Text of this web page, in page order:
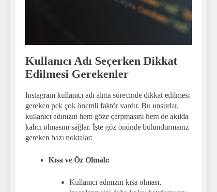
Kullanıcı Adı Seçerken Dikkat
Edilmesi Gerekenler
Instagram kullanıcı adı alma sürecinde dikkat edilmesi
gereken pek çok önemli faktör vardır. Bu unsurlar,
kullanıcı adınızın hem göze çarpmasını hem de akılda
kalıcı olmasını sağlar. İşte göz önünde bulundurmanız
gereken bazı noktalar:
Kısa ve Öz Olmalı:
Kullanıcı adınızın kısa olması,